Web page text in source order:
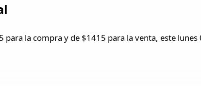
para la compra y de $1415 para la venta, este